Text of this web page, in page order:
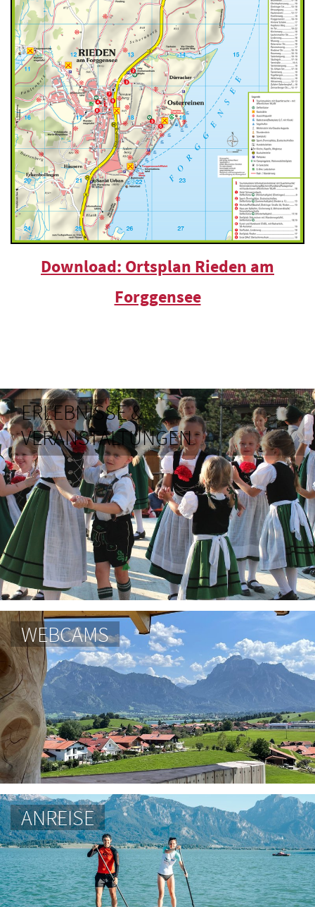
Download: Ortsplan Rieden am
Forggensee
ERLEBNISSE &
VERANSTALTUNGEN
WEBCAMS
ANREISE